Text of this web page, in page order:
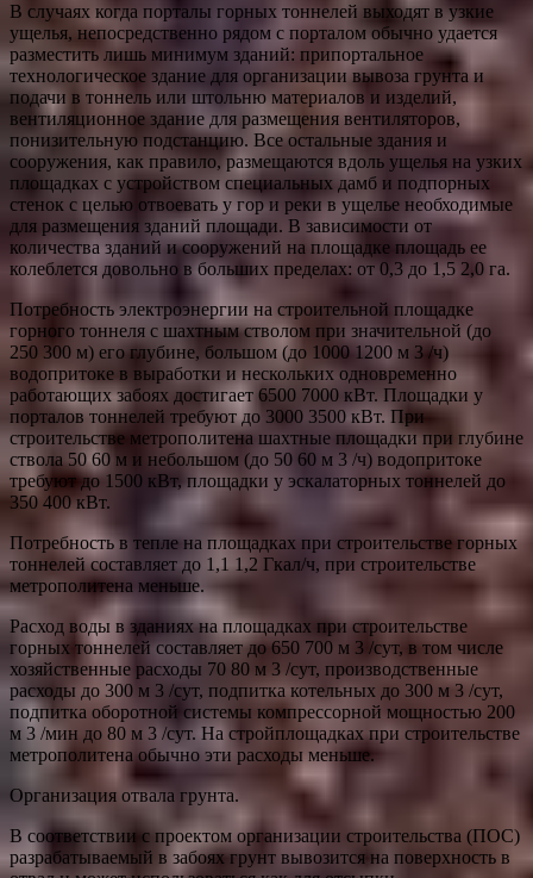
В случаях когда порталы горных тоннелей выходят в узкие
ущелья, непосредственно рядом с порталом обычно удается
разместить лишь минимум зданий: припортальное
технологическое здание для организации вывоза грунта и
подачи в тоннель или штольню материалов и изделий,
вентиляционное здание для размещения вентиляторов,
понизительную подстанцию. Все остальные здания и
сооружения, как правило, размещаются вдоль ущелья на узких
площадках с устройством специальных дамб и подпорных
стенок с целью отвоевать у гор и реки в ущелье необходимые
для размещения зданий площади. В зависимости от
количества зданий и сооружений на площадке площадь ее
колеблется довольно в больших пределах: от 0,3 до 1,5 2,0 га.
Потребность электроэнергии на строительной площадке
горного тоннеля с шахтным стволом при значительной (до
250 300 м) его глубине, большом (до 1000 1200 м 3 /ч)
водопритоке в выработки и нескольких одновременно
работающих забоях достигает 6500 7000 кВт. Площадки у
порталов тоннелей требуют до 3000 3500 кВт. При
строительстве метрополитена шахтные площадки при глубине
ствола 50 60 м и небольшом (до 50 60 м 3 /ч) водопритоке
требуют до 1500 кВт, площадки у эскалаторных тоннелей до
350 400 кВт.
Потребность в тепле на площадках при строительстве горных
тоннелей составляет до 1,1 1,2 Гкал/ч, при строительстве
метрополитена меньше.
Расход воды в зданиях на площадках при строительстве
горных тоннелей составляет до 650 700 м 3 /сут, в том числе
хозяйственные расходы 70 80 м 3 /сут, производственные
расходы до 300 м 3 /сут, подпитка котельных до 300 м 3 /сут,
подпитка оборотной системы компрессорной мощностью 200
м 3 /мин до 80 м 3 /сут. На стройплощадках при строительстве
метрополитена обычно эти расходы меньше.
Организация отвала грунта.
В соответствии с проектом организации строительства (ПОС)
разрабатываемый в забоях грунт вывозится на поверхность в